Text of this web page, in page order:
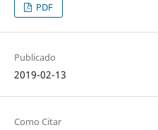
PDF
Publicado
2019-02-13
Como Citar